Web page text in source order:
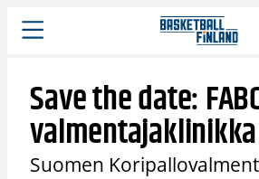
Siirry
sisältöön
Save the date:
Suomen